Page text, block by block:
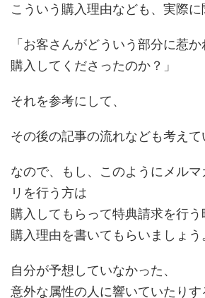
こういう購入理由なども、実際
「お客さんがどういう部分に惹か
購入してくださったのか？」
それを参考にして、
その後の記事の流れなども考えて
なので、もし、このようにメル
リを行う方は
購入してもらって特典請求を行う
購入理由を書いてもらいましょう
自分が予想していなかった、
意外な属性の人に響いていたりす